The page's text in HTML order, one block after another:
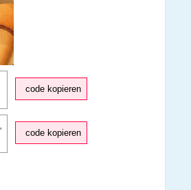
code kopieren
code kopieren